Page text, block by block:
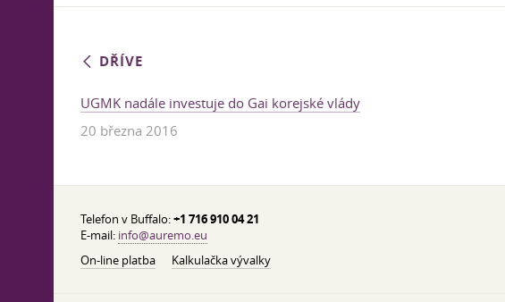
DŘÍVE
UGMK nadále investuje do Gai korejské vlády
20 března 2016
Telefon v Buffalo:+1 716 910 04 21
E-mail: info@auremo.eu
On-line platba
Kalkulačka vývalky